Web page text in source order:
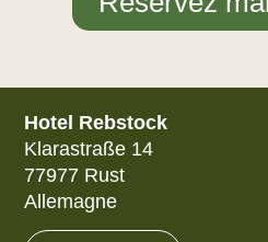
Hotel Rebstock
Klarastraße 14
77977 Rust
Allemagne